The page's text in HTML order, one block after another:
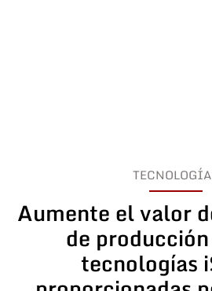
Aumente el valor
de
tecnologías